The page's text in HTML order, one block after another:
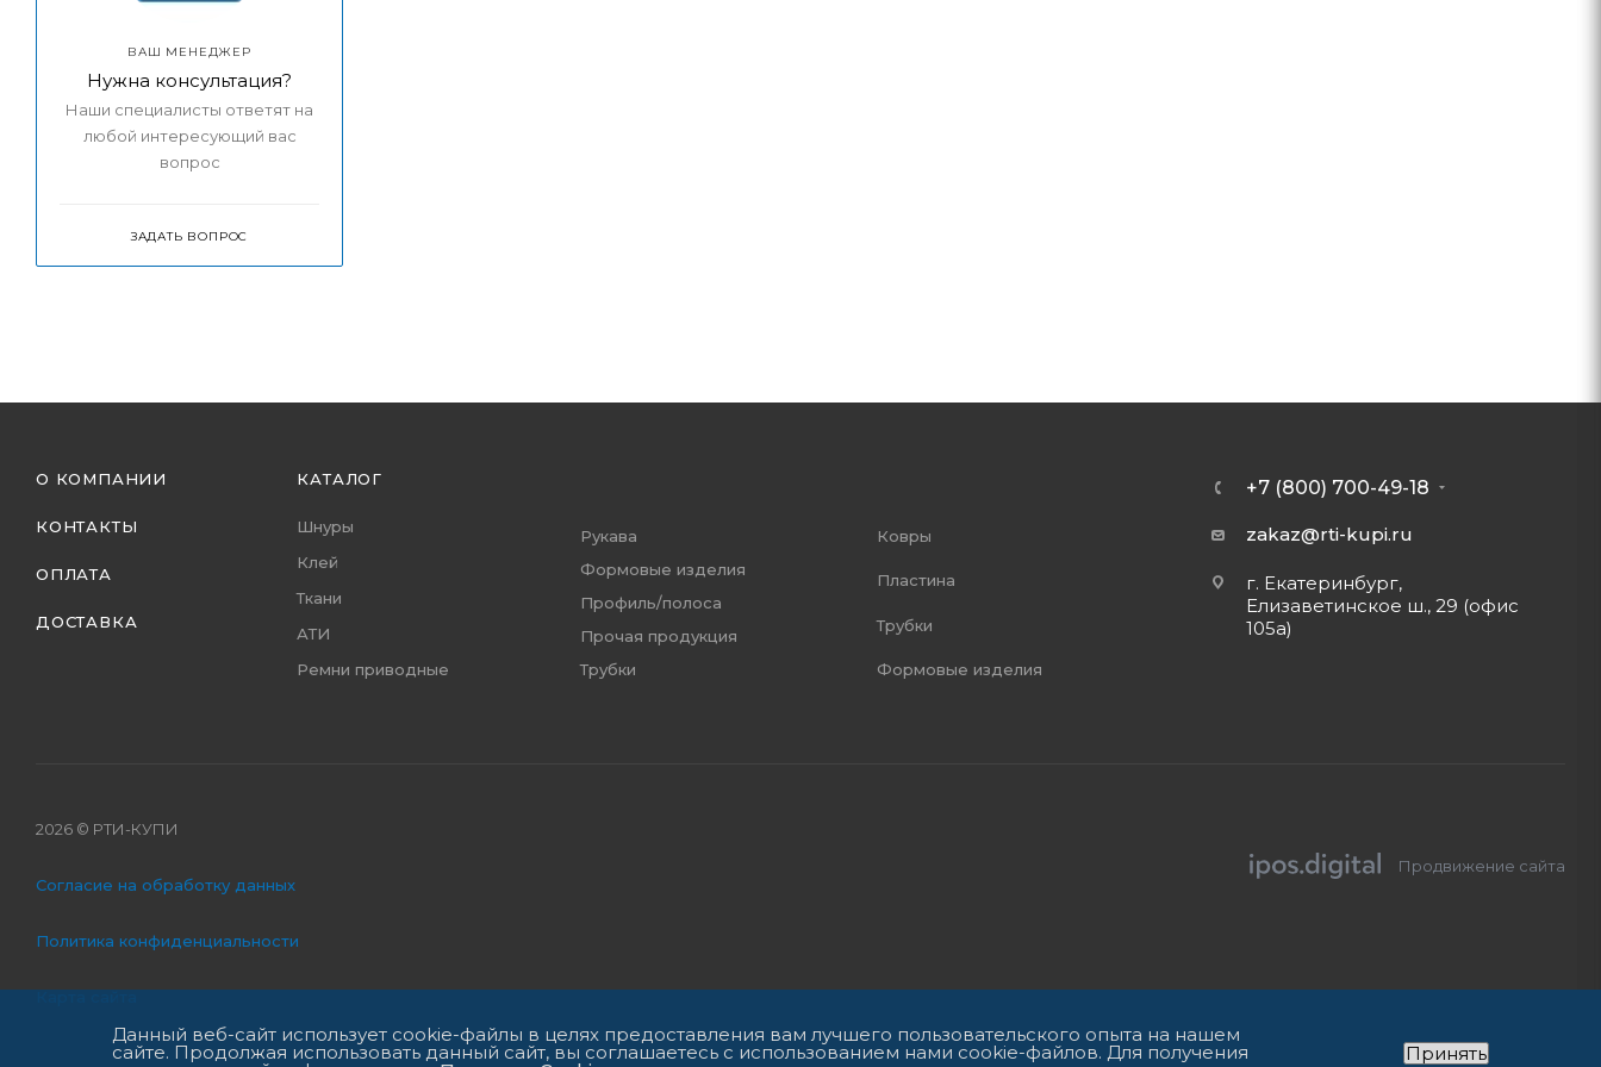
ВАШ МЕНЕДЖЕР
Нужна консультация?
Наши специалисты ответят на
любой интересующий вас
вопрос
ЗАДАТЬ ВОПРОС
О КОМПАНИИ
КОНТАКТЫ
ОПЛАТА
ДОСТАВКА
КАТАЛОГ
Шнуры
Клей
Ткани
АТИ
Ремни приводные
Рукава
Формовые изделия
Профиль/полоса
Прочая продукция
Трубки
Ковры
Пластина
Трубки
Формовые изделия
+7 (800) 700-49-18
zakaz@rti-kupi.ru
г. Екатеринбург,
Елизаветинское ш., 29 (офис
105а)
2026 © РТИ-КУПИ
Согласие на обработку данных
Политика конфиденциальности
Продвижение сайта
Данный веб-сайт использует cookie-файлы в целях предоставления вам лучшего пользовательского опыта на нашем
сайте. Продолжая использовать данный сайт, вы соглашаетесь с использованием нами cookie-файлов. Для получения Принять